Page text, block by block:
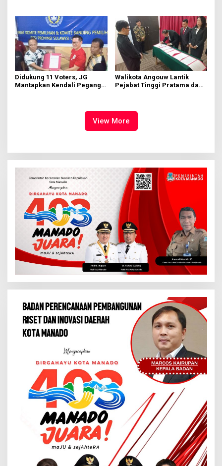
Didukung 11 Voters, JG
Mantapkan Kendali Pegang
Walikota Angouw Lantik
Pejabat Tinggi Pratama dan
View More